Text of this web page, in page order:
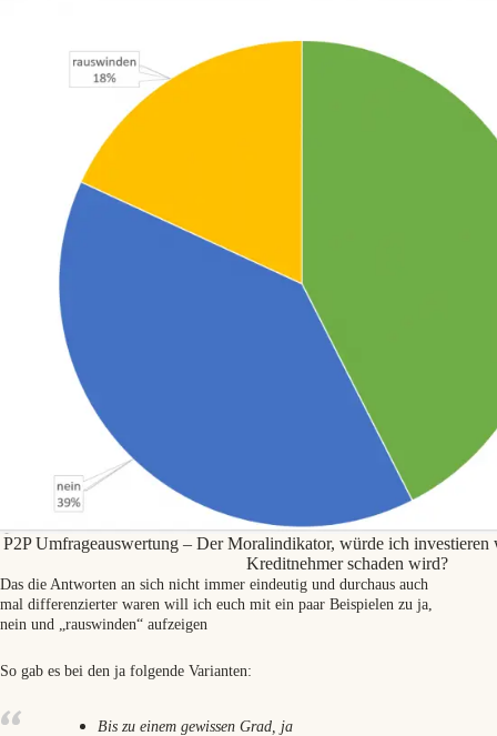
P2P Umfrageauswertung – Der Moralindikator, würde ich investieren
Kreditnehmer schaden wird?
Das die Antworten an sich nicht immer eindeutig und durchaus auch
mal differenzierter waren will ich euch mit ein paar Beispielen zu ja,
nein und „rauswinden“ aufzeigen
So gab es bei den ja folgende Varianten:
Bis zu einem gewissen Grad, ja